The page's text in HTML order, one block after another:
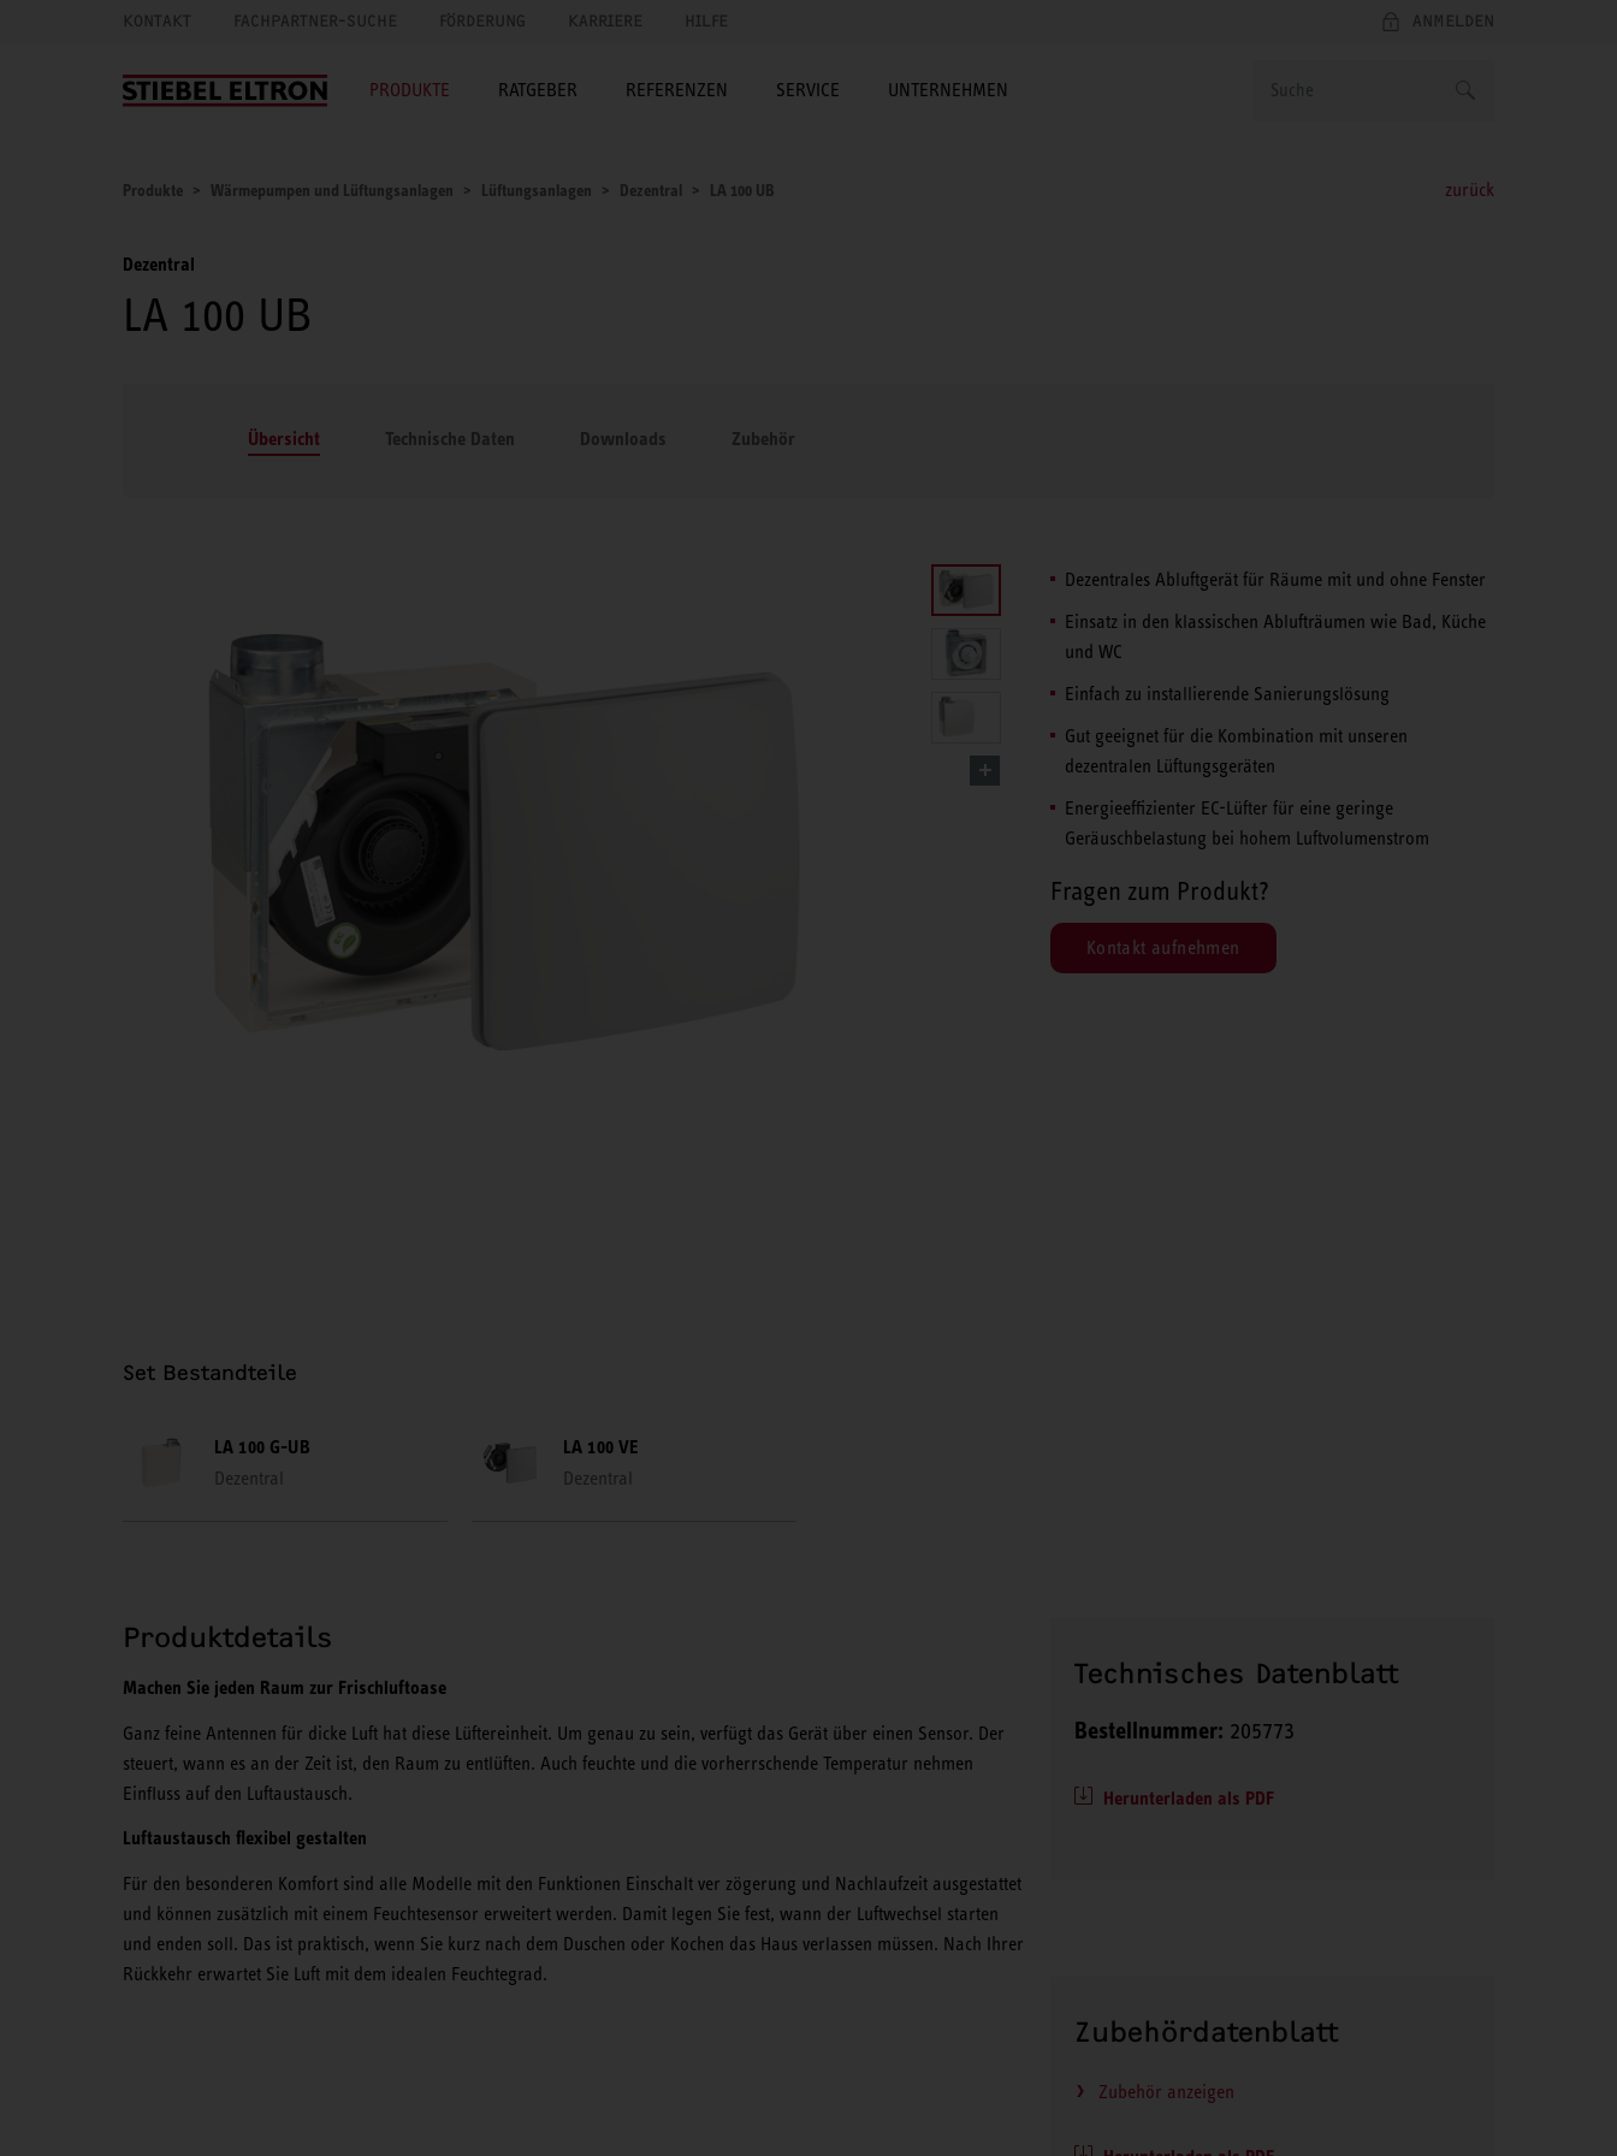
KONTAKT FACHPARTNER-SUCHE FÖRDERUNG KARRIERE HILFE ANMELDEN
PRODUKTE RATGEBER REFERENZEN SERVICE UNTERNEHMEN
Produkte Wärmepumpen und Lüftungsanlagen Lüftungsanlagen Dezentral LA 100 UB zurück
Dezentral
LA 100 UB
Übersicht Technische Daten Downloads Zubehör
Dezentrales Abluftgerät für Räume mit und ohne Fenster
Einsatz in den klassischen Ablufträumen wie Bad, Küche
und WC
Einfach zu installierende Sanierungslösung
Gut geeignet für die Kombination mit unseren
dezentralen Lüftungsgeräten
Energieeffizienter EC-Lüfter für eine geringe
Geräuschbelastung bei hohem Luftvolumenstrom
Fragen zum Produkt?
Kontakt aufnehmen
Set Bestandteile
LA 100 G-UB
Dezentral
LA 100 VE
Dezentral
Produktdetails
Machen Sie jeden Raum zur Frischluftoase
Ganz feine Antennen für dicke Luft hat diese Lüftereinheit. Um genau zu sein, verfügt das Gerät über einen Sensor. Der
steuert, wann es an der Zeit ist, den Raum zu entlüften. Auch feuchte und die vorherrschende Temperatur nehmen
Einfluss auf den Luftaustausch.
Luftaustausch flexibel gestalten
Für den besonderen Komfort sind alle Modelle mit den Funktionen Einschalt ver zögerung und Nachlaufzeit ausgestattet
und können zusätzlich mit einem Feuchtesensor erweitert werden. Damit legen Sie fest, wann der Luftwechsel starten
und enden soll. Das ist praktisch, wenn Sie kurz nach dem Duschen oder Kochen das Haus verlassen müssen. Nach Ihrer
Rückkehr erwartet Sie Luft mit dem idealen Feuchtegrad.
Technisches Datenblatt
Bestellnummer: 205773
Herunterladen als PDF
Zubehördatenblatt
Zubehör anzeigen